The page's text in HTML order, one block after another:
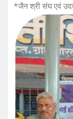
*जैन श्री संघ एवं